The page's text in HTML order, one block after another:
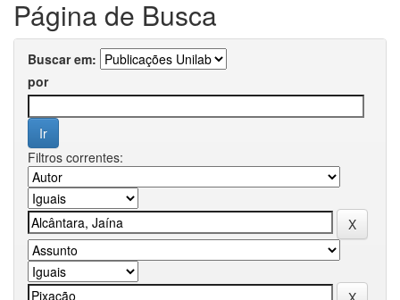
Página de Busca
Buscar em:
por
Filtros correntes: